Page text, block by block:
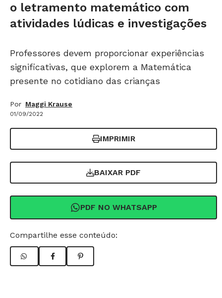
o letramento matemático com
atividades lúdicas e investigações
Professores devem proporcionar experiências
significativas, que explorem a Matemática
presente no cotidiano das crianças
Por Maggi Krause
01/09/2022
IMPRIMIR
BAIXAR PDF
PDF NO WHATSAPP
Compartilhe esse conteúdo: